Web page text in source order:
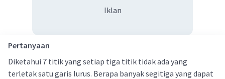
Iklan
Pertanyaan
Diketahui 7 titik yang setiap tiga titik tidak ada yang
terletak satu garis lurus. Berapa banyak segitiga yang dapat